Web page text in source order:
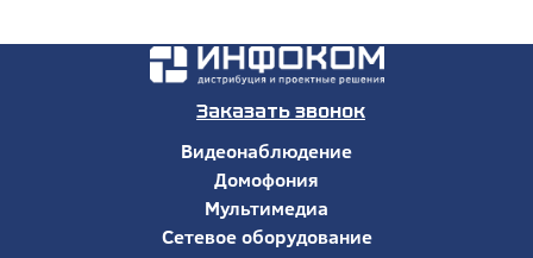
Заказать звонок
Видеонаблюдение
Домофония
Мультимедиа
Сетевое оборудование